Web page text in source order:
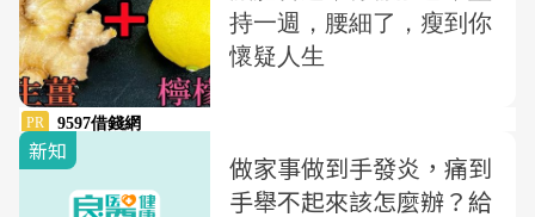
新知
做家事做到手發炎，痛到
手舉不起來該怎麼辦？給